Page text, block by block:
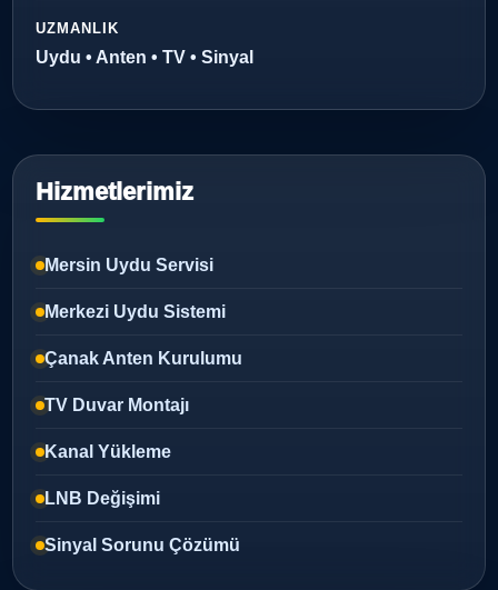
UZMANLIK
Uydu • Anten • TV • Sinyal
Hizmetlerimiz
Mersin Uydu Servisi
Merkezi Uydu Sistemi
Çanak Anten Kurulumu
TV Duvar Montajı
Kanal Yükleme
LNB Değişimi
Sinyal Sorunu Çözümü